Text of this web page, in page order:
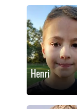
Henri